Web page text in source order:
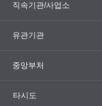
직속기관/사업소
유관기관
중앙부처
타시도